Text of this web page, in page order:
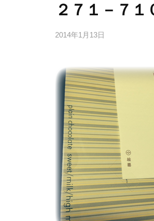
２７１－７
2014年1月13日
e
s
k
@
t
o
i
e
e
.
j
の
コ
メ
ン
ト